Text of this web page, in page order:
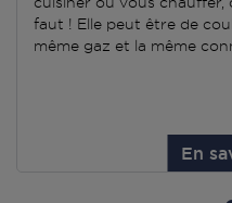
faut ! Elle peut être de
même gaz et la même
En